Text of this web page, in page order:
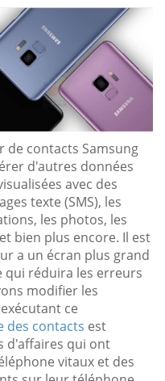
de contacts Samsung
d'autres données
avec des
texte (SMS), les
les photos, les
bien plus encore. Il est
a un écran plus grand
qui réduira les erreurs
modifier les
ce
des contacts est
d'affaires qui ont
vitaux et des